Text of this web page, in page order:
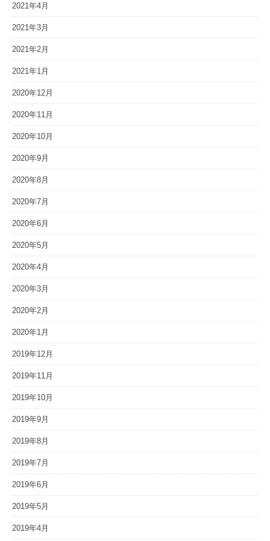
2021年4月
2021年3月
2021年2月
2021年1月
2020年12月
2020年11月
2020年10月
2020年9月
2020年8月
2020年7月
2020年6月
2020年5月
2020年4月
2020年3月
2020年2月
2020年1月
2019年12月
2019年11月
2019年10月
2019年9月
2019年8月
2019年7月
2019年6月
2019年5月
2019年4月